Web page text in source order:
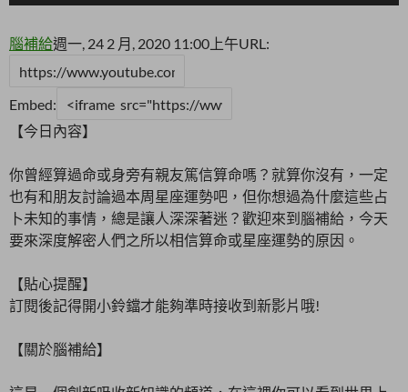
腦補給週一, 24 2 月, 2020 11:00上午URL:
Embed:
【今日內容】
你曾經算過命或身旁有親友篤信算命嗎？就算你沒有，一定
也有和朋友討論過本周星座運勢吧，但你想過為什麼這些占
卜未知的事情，總是讓人深深著迷？歡迎來到腦補給，今天
要來深度解密人們之所以相信算命或星座運勢的原因。
【貼心提醒】
訂閱後記得開小鈴鐺才能夠準時接收到新影片哦!
【關於腦補給】